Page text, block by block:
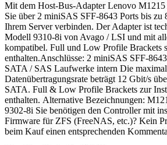
Mit dem Host-Bus-Adapter Lenovo
Sie über 2 miniSAS SFF-8643 Ports bis zu
Ihrem Server verbinden. Der Adapter ist
Modell 9310-8i von Avago / LSI und mit
kompatibel. Full und Low Profile Brackets
enthalten.Anschlüsse: 2 miniSAS SFF-
SATA / SAS Laufwerke intern Die
Datenübertragungsrate beträgt 12 Gbit/s
SATA. Full & Low Profile Brackets zur
enthalten. Alternative Bezeichnungen:
9302-8i Sie benötigen den Controller mit
Firmware für ZFS (FreeNAS, etc.)? Kein
beim Kauf einen entsprechenden